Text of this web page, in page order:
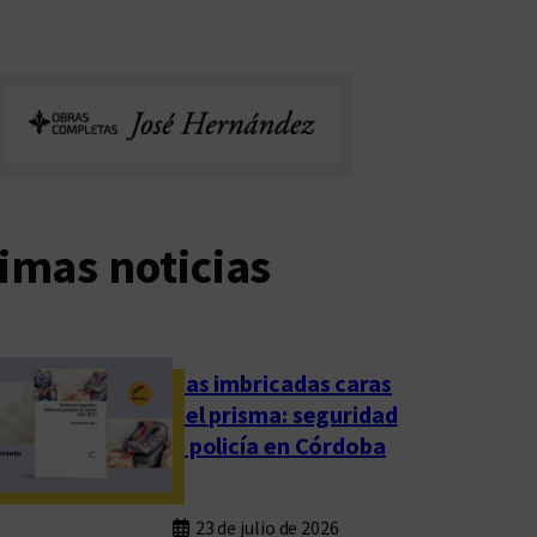
noticias
Las imbricadas caras
del prisma: seguridad
y policía en Córdoba
23 de julio de 2026